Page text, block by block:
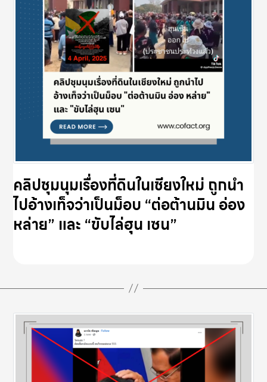
คลิปชุมนุมเรื่องที่ดินในเชียงใหม่ ถูกนำ
ไปอ้างเท็จว่าเป็นม็อบ “ต่อต้านมิน อ่อง
หล่าย” และ “ขับไล่ฮุน เซน”